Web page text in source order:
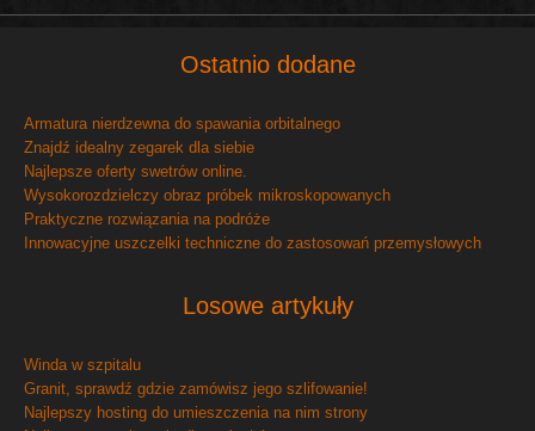
Ostatnio dodane
Armatura nierdzewna do spawania orbitalnego
Znajdź idealny zegarek dla siebie
Najlepsze oferty swetrów online.
Wysokorozdzielczy obraz próbek mikroskopowanych
Praktyczne rozwiązania na podróże
Innowacyjne uszczelki techniczne do zastosowań przemysłowych
Losowe artykuły
Winda w szpitalu
Granit, sprawdź gdzie zamówisz jego szlifowanie!
Najlepszy hosting do umieszczenia na nim strony